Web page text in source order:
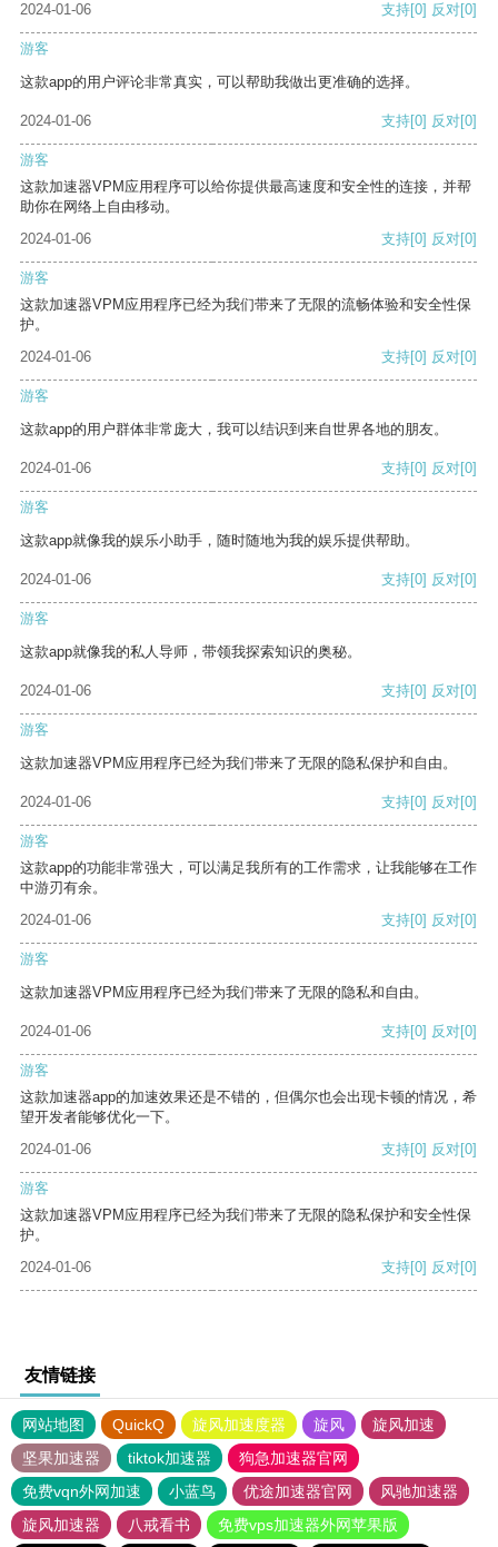
2024-01-06
支持[0] 反对[0]
游客
这款app的用户评论非常真实，可以帮助我做出更准确的选择。
2024-01-06 支持[0] 反对[0]
游客
这款加速器VPM应用程序可以给你提供最高速度和安全性的连接，并帮
助你在网络上自由移动。
2024-01-06
支持[0] 反对[0]
游客
这款加速器VPM应用程序已经为我们带来了无限的流畅体验和安全性保
护。
2024-01-06
支持[0] 反对[0]
游客
这款app的用户群体非常庞大，我可以结识到来自世界各地的朋友。
2024-01-06 支持[0] 反对[0]
游客
这款app就像我的娱乐小助手，随时随地为我的娱乐提供帮助。
2024-01-06 支持[0] 反对[0]
游客
这款app就像我的私人导师，带领我探索知识的奥秘。
2024-01-06 支持[0] 反对[0]
游客
这款加速器VPM应用程序已经为我们带来了无限的隐私保护和自由。
2024-01-06 支持[0] 反对[0]
游客
这款app的功能非常强大，可以满足我所有的工作需求，让我能够在工作
中游刃有余。
2024-01-06
支持[0] 反对[0]
游客
这款加速器VPM应用程序已经为我们带来了无限的隐私和自由。
2024-01-06 支持[0] 反对[0]
游客
这款加速器app的加速效果还是不错的，但偶尔也会出现卡顿的情况，希
望开发者能够优化一下。
2024-01-06
支持[0] 反对[0]
游客
这款加速器VPM应用程序已经为我们带来了无限的隐私保护和安全性保
护。
2024-01-06
支持[0] 反对[0]
友情链接
网站地图 QuickQ 旋风加速度器 旋风
旋风加速
坚果加速器
tiktok加速器
狗急加速器官网
免费vqn外网加速
小蓝鸟 优途加速器官网
风驰加速器
旋风加速器
八戒看书 免费vps加速器外网苹果版